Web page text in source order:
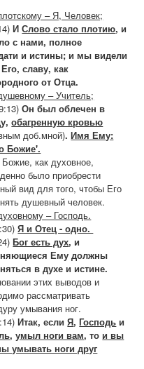
– Я, Человек;
ИСлово стало плотию, и
с нами, полное
и истины; и мы видели
славу, как
от Отца.
– Учитель;
Он был облечен в
обагренную кровью
доб.мной).Имя Ему:
Божие'.
как духовное,
было приобрести
вид для того, чтобы Его
душевный человек.
– Господь.
Я и Отец - одно.
Бог есть дух, и
Ему должны
в духе и истине.
этих выводов и
рассматривать
умывания ног.
Итак, еслиЯ,Господь и
,умыл ноги вам, то и вы
умывать ноги друг